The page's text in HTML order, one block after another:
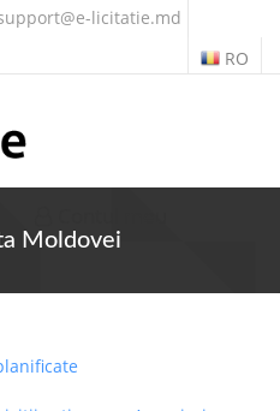
@e-licitatie.md
RO
Moldovei